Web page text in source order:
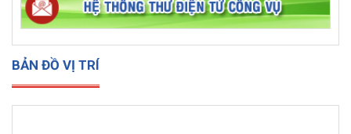
BẢN ĐỒ VỊ TRÍ